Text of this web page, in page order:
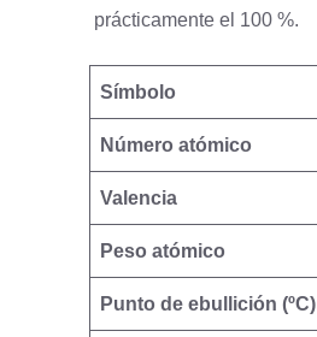
prácticamente el 100 %.
Símbolo
Número atómico
Valencia
Peso atómico
Punto de ebullición (ºC)